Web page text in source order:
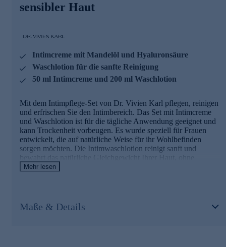
Hautpflege geeignet. Wir sorgen dafür, dass nur hochwertige
beruhigen, sie bekommt mehr Feuchtigkeit und mit 4,2 den
Mit Ihrem täglichen Cremeritual lassen Sie Ihrer Vulva die
Pflege zukommen, die sie verdient.
Die intime Waschlotion pflegt Ihre Haut schon während des
Duschens. Der Mix aus Sheabutter, Sonnenblumenöl,
Niacinamid und Glycerin sorgt dafür, dass der Intimbereich
gleichzeitig gereinigt und gestärkt wird. Erleben Sie die
seidig cremige Konsistenz, die speziell für die Bedürfnisse
sensibler Intimhaut und das tägliche Waschen entwickelt
wurde.
sensibler Haut
Intimcreme mit Mandelöl und Hyaluronsäure
Waschlotion für die sanfte Reinigung
50 ml Intimcreme und 200 ml Waschlotion
Mit dem Intimpflege-Set von Dr. Vivien Karl pflegen, reinigen
und erfrischen Sie den Intimbereich. Das Set mit Intimcreme
und Waschlotion ist für die tägliche Anwendung geeignet und
kann Trockenheit vorbeugen. Es wurde speziell für Frauen
entwickelt, die auf natürliche Weise für ihr Wohlbefinden
sorgen möchten. Die Intimwaschlotion reinigt sanft und
bewahrt das natürliche Gleichgewicht Ihrer Haut, ohne
auszutrocknen. Die Intimcreme 01 ergänzt diese Routine und
Mehr lesen
Maße & Details